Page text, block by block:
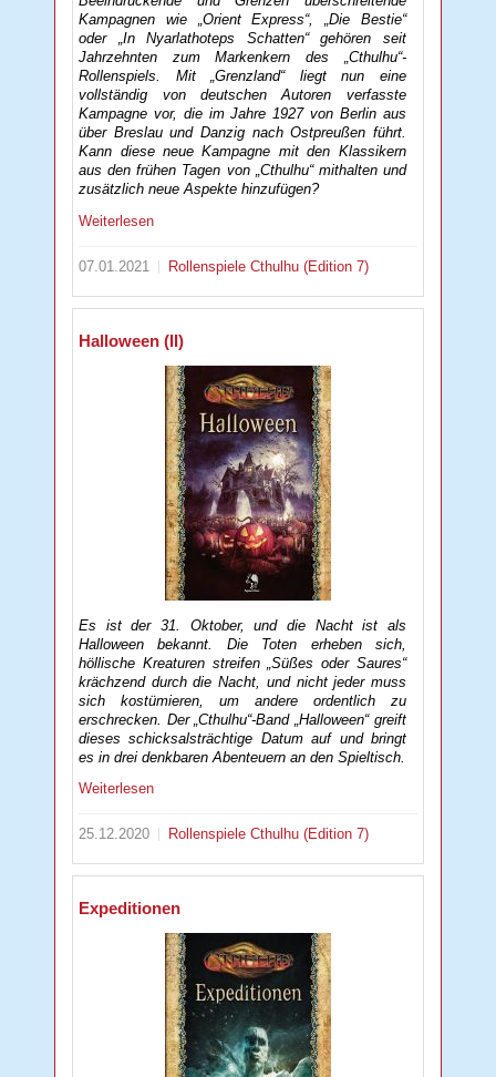
Kampagnen wie „Orient Express“, „Die Bestie“
oder „In Nyarlathoteps Schatten“ gehören seit
Jahrzehnten zum Markenkern des „Cthulhu“-
Rollenspiels. Mit „Grenzland“ liegt nun eine
vollständig von deutschen Autoren verfasste
Kampagne vor, die im Jahre 1927 von Berlin aus
über Breslau und Danzig nach Ostpreußen führt.
Kann diese neue Kampagne mit den Klassikern
aus den frühen Tagen von „Cthulhu“ mithalten und
zusätzlich neue Aspekte hinzufügen?
Weiterlesen
07.01.2021 RollenspieleCthulhu (Edition 7)
Halloween (II)
Es ist der 31. Oktober, und die Nacht ist als
Halloween bekannt. Die Toten erheben sich,
höllische Kreaturen streifen „Süßes oder Saures“
krächzend durch die Nacht, und nicht jeder muss
sich kostümieren, um andere ordentlich zu
erschrecken. Der „Cthulhu“-Band „Halloween“ greift
dieses schicksalsträchtige Datum auf und bringt
es in drei denkbaren Abenteuern an den Spieltisch.
Weiterlesen
25.12.2020 RollenspieleCthulhu (Edition 7)
Expeditionen